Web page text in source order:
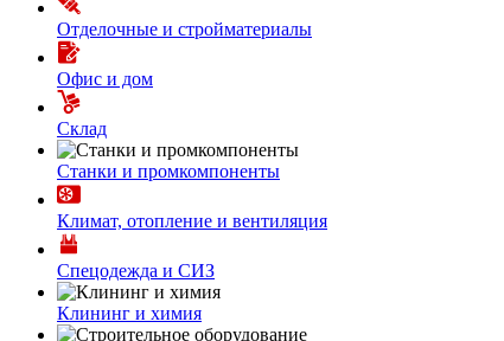
Отделочные и стройматериалы
Офис и дом
Склад
Станки и промкомпоненты
Климат, отопление и вентиляция
Спецодежда и СИЗ
Клининг и химия